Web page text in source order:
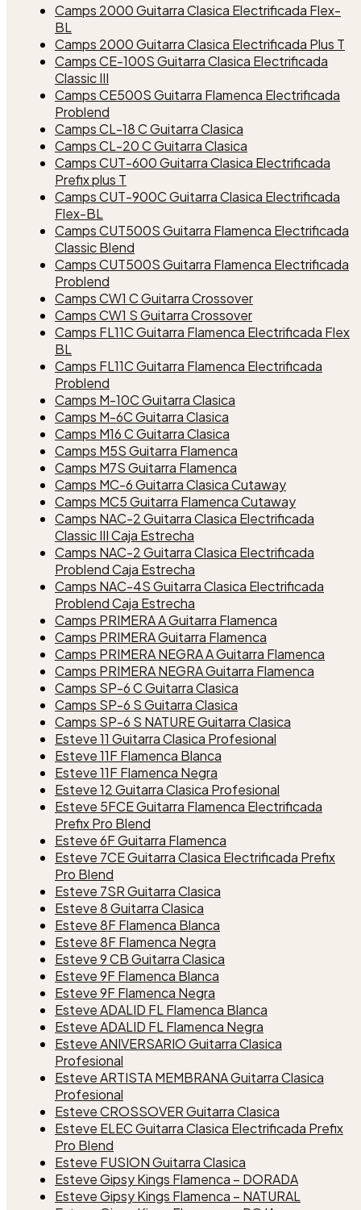
Camps 2000 Guitarra Clasica Electrificada Flex-
BL
Camps 2000 Guitarra Clasica Electrificada Plus T
Camps CE-100S Guitarra Clasica Electrificada
Classic III
Camps CE500S Guitarra Flamenca Electrificada
Problend
Camps CL-18 C Guitarra Clasica
Camps CL-20 C Guitarra Clasica
Camps CUT-600 Guitarra Clasica Electrificada
Prefix plus T
Camps CUT-900C Guitarra Clasica Electrificada
Flex-BL
Camps CUT500S Guitarra Flamenca Electrificada
Classic Blend
Camps CUT500S Guitarra Flamenca Electrificada
Problend
Camps CW1 C Guitarra Crossover
Camps CW1 S Guitarra Crossover
Camps FL11C Guitarra Flamenca Electrificada Flex
BL
Camps FL11C Guitarra Flamenca Electrificada
Problend
Camps M-10C Guitarra Clasica
Camps M-6C Guitarra Clasica
Camps M16 C Guitarra Clasica
Camps M5S Guitarra Flamenca
Camps M7S Guitarra Flamenca
Camps MC-6 Guitarra Clasica Cutaway
Camps MC5 Guitarra Flamenca Cutaway
Camps NAC-2 Guitarra Clasica Electrificada
Classic III Caja Estrecha
Camps NAC-2 Guitarra Clasica Electrificada
Problend Caja Estrecha
Camps NAC-4S Guitarra Clasica Electrificada
Problend Caja Estrecha
Camps PRIMERA A Guitarra Flamenca
Camps PRIMERA Guitarra Flamenca
Camps PRIMERA NEGRA A Guitarra Flamenca
Camps PRIMERA NEGRA Guitarra Flamenca
Camps SP-6 C Guitarra Clasica
Camps SP-6 S Guitarra Clasica
Camps SP-6 S NATURE Guitarra Clasica
Esteve 11 Guitarra Clasica Profesional
Esteve 11F Flamenca Blanca
Esteve 11F Flamenca Negra
Esteve 12 Guitarra Clasica Profesional
Esteve 5FCE Guitarra Flamenca Electrificada
Prefix Pro Blend
Esteve 6F Guitarra Flamenca
Esteve 7CE Guitarra Clasica Electrificada Prefix
Pro Blend
Esteve 7SR Guitarra Clasica
Esteve 8 Guitarra Clasica
Esteve 8F Flamenca Blanca
Esteve 8F Flamenca Negra
Esteve 9 CB Guitarra Clasica
Esteve 9F Flamenca Blanca
Esteve 9F Flamenca Negra
Esteve ADALID FL Flamenca Blanca
Esteve ADALID FL Flamenca Negra
Esteve ANIVERSARIO Guitarra Clasica
Profesional
Esteve ARTISTA MEMBRANA Guitarra Clasica
Profesional
Esteve CROSSOVER Guitarra Clasica
Esteve ELEC Guitarra Clasica Electrificada Prefix
Pro Blend
Esteve FUSION Guitarra Clasica
Esteve Gipsy Kings Flamenca – DORADA
Esteve Gipsy Kings Flamenca – NATURAL